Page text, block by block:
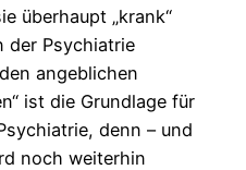
überhaupt „krank“
der Psychiatrie
angeblichen
ist die Grundlage für
denn – und
noch weiterhin